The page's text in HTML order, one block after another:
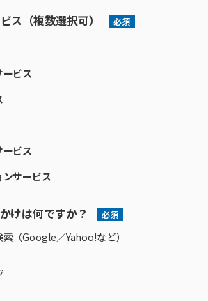
ゼント
団体⼀括⽀払
犯カメラ
ビス
ギガシェアプラン
料⾦
ビス
ュー
フォントップ
ビス
×ポテト
でんき
サービス
するサービストップ
ール
ービス
ス（複数選択可） 必須
全般
タル
STB-2mini レンタル
録画STB レンタル
ビス
全般
プロバイダー（1台目無料）
マルチデバイス（1台版）
ラサービス
電話
ュー適用 ポテトサービスの案内
でんき
ビス
フォン
ルーター
サービス
サービス
ール（鷹栖町防災メール）
ール（当麻町町防災メール）
けは何ですか？ 必須
（Google／Yahoo!など）